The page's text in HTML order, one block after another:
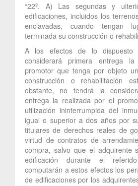
“22º. A) Las segundas y
edificaciones, incluidos los
enclavadas, cuando tengan
terminada su construcción o
A los efectos de lo
considerará primera entrega
promotor que tenga por objeto
construcción o rehabilitación
obstante, no tendrá la
entrega la realizada por el
utilización ininterrumpida del
igual o superior a dos años por
titulares de derechos reales de
virtud de contratos de
compra, salvo que el adquirente
edificación durante el
computarán a estos efectos los
de edificaciones por los